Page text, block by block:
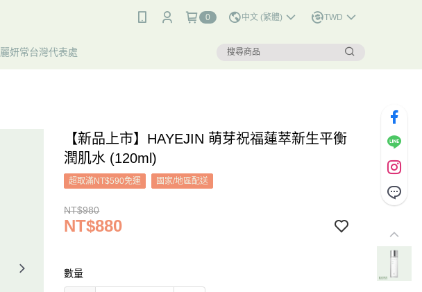
0 中文 (繁體) TWD
麗妍常台灣代表處
【新品上市】HAYEJIN 萌芽祝福蓮萃新生平衡
潤肌水 (120ml)
超取滿NT$590免運 國家/地區配送
NT$980
NT$880
數量